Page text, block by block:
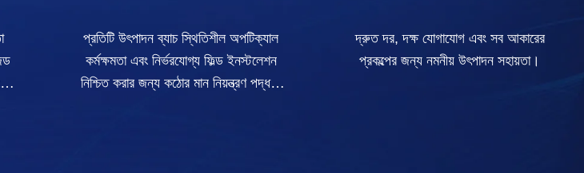
প্রতিটি উৎপাদন ব্যাচ স্থিতিশীল অপটিক্যাল
কর্মক্ষমতা এবং নির্ভরযোগ্য ফিল্ড ইনস্টলেশন
নিশ্চিত করার জন্য কঠোর মান নিয়ন্ত্রণ পদ্ধতি
দ্রুত দর, দক্ষ যোগাযোগ এবং সব আকারের
প্রকল্পের জন্য নমনীয় উৎপাদন সহায়তা।